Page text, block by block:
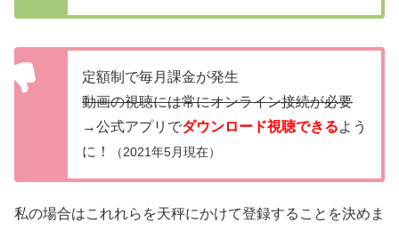
定額制で毎月課金が発生
動画の視聴には常にオンライン接続が必要
→公式アプリでダウンロード視聴できるよう
に！
（2021年5月現在）
私の場合はこれれらを天秤にかけて登録することを決めま